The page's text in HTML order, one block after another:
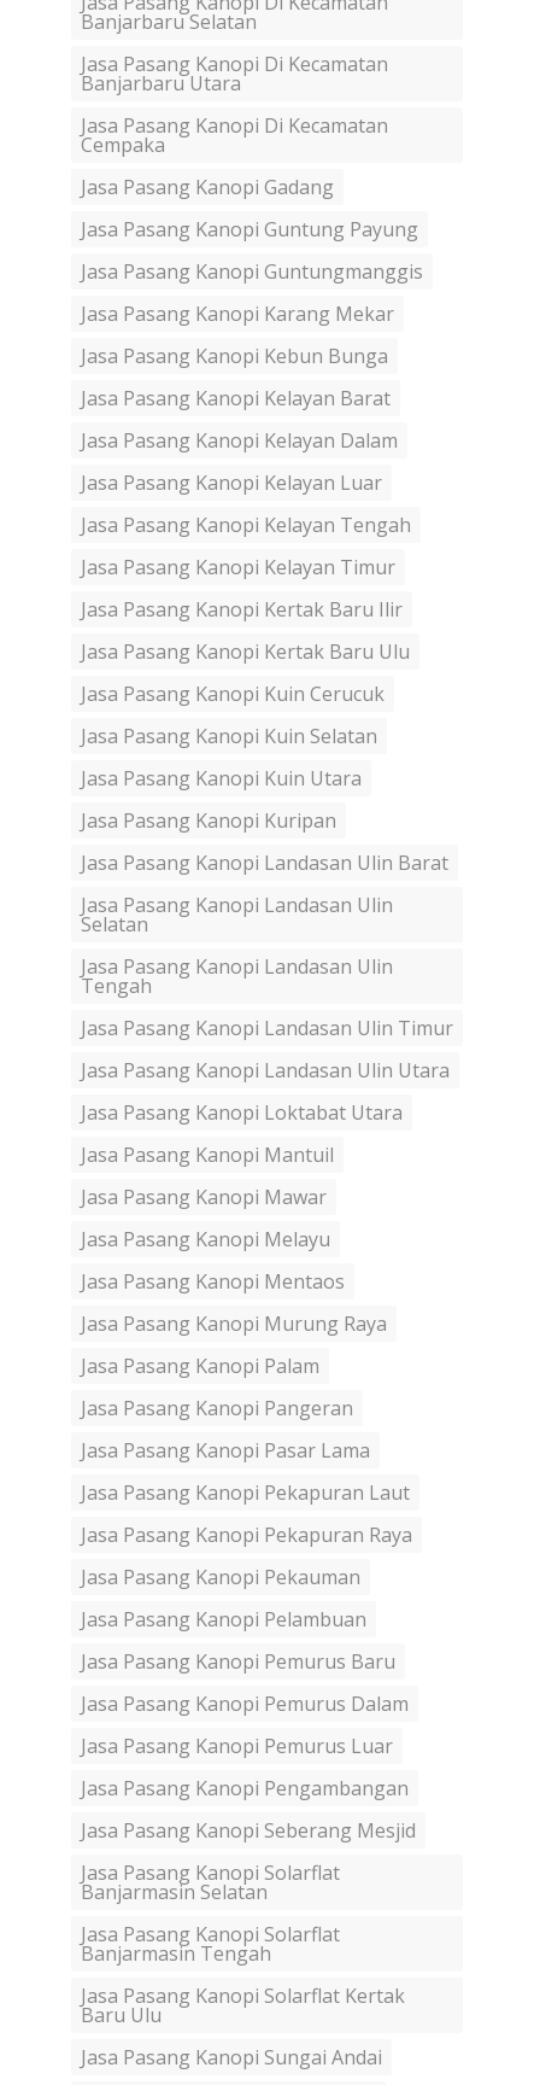
Banjarbaru Selatan
Jasa Pasang Kanopi Di Kecamatan
Banjarbaru Utara
Jasa Pasang Kanopi Di Kecamatan
Cempaka
Jasa Pasang Kanopi Gadang
Jasa Pasang Kanopi Guntung Payung
Jasa Pasang Kanopi Guntungmanggis
Jasa Pasang Kanopi Karang Mekar
Jasa Pasang Kanopi Kebun Bunga
Jasa Pasang Kanopi Kelayan Barat
Jasa Pasang Kanopi Kelayan Dalam
Jasa Pasang Kanopi Kelayan Luar
Jasa Pasang Kanopi Kelayan Tengah
Jasa Pasang Kanopi Kelayan Timur
Jasa Pasang Kanopi Kertak Baru Ilir
Jasa Pasang Kanopi Kertak Baru Ulu
Jasa Pasang Kanopi Kuin Cerucuk
Jasa Pasang Kanopi Kuin Selatan
Jasa Pasang Kanopi Kuin Utara
Jasa Pasang Kanopi Kuripan
Jasa Pasang Kanopi Landasan Ulin Barat
Jasa Pasang Kanopi Landasan Ulin
Selatan
Jasa Pasang Kanopi Landasan Ulin
Tengah
Jasa Pasang Kanopi Landasan Ulin Timur
Jasa Pasang Kanopi Landasan Ulin Utara
Jasa Pasang Kanopi Loktabat Utara
Jasa Pasang Kanopi Mantuil
Jasa Pasang Kanopi Mawar
Jasa Pasang Kanopi Melayu
Jasa Pasang Kanopi Mentaos
Jasa Pasang Kanopi Murung Raya
Jasa Pasang Kanopi Palam
Jasa Pasang Kanopi Pangeran
Jasa Pasang Kanopi Pasar Lama
Jasa Pasang Kanopi Pekapuran Laut
Jasa Pasang Kanopi Pekapuran Raya
Jasa Pasang Kanopi Pekauman
Jasa Pasang Kanopi Pelambuan
Jasa Pasang Kanopi Pemurus Baru
Jasa Pasang Kanopi Pemurus Dalam
Jasa Pasang Kanopi Pemurus Luar
Jasa Pasang Kanopi Pengambangan
Jasa Pasang Kanopi Seberang Mesjid
Jasa Pasang Kanopi Solarflat
Banjarmasin Selatan
Jasa Pasang Kanopi Solarflat
Banjarmasin Tengah
Jasa Pasang Kanopi Solarflat Kertak
Baru Ulu
Jasa Pasang Kanopi Sungai Andai